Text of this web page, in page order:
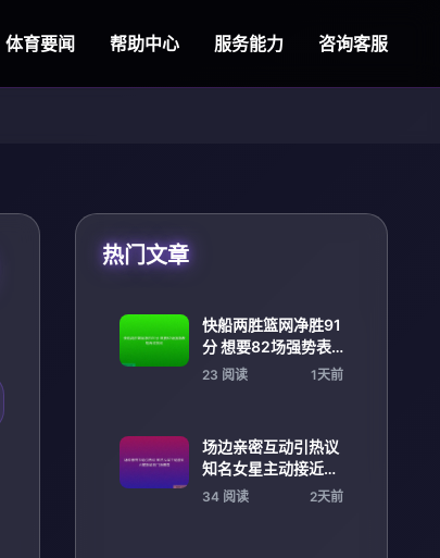
体育要闻 帮助中心 服务能力 咨询客服
热门文章
快船两胜篮网净胜91
分 想要82场强势表
现再迎挑战
23 阅读 1天前
场边亲密互动引热议
知名女星主动接近火
箭新星阿门汤普森
34 阅读 2天前